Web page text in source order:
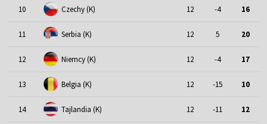
10 Czechy (K) 12 -4 16
11 Serbia (K) 12 5 20
12 Niemcy (K) 12 -4 17
13 Belgia (K) 12 -15 10
14 Tajlandia (K) 12 -11 12